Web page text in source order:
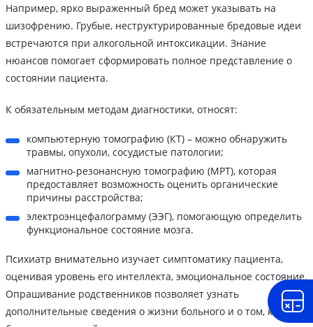
Например, ярко выраженный бред может указывать на
шизофрению. Грубые, неструктурированные бредовые идеи
встречаются при алкогольной интоксикации. Знание
нюансов помогает сформировать полное представление о
состоянии пациента.
К обязательным методам диагностики, относят:
компьютерную томографию (КТ) – можно обнаружить
травмы, опухоли, сосудистые патологии;
магнитно-резонансную томографию (МРТ), которая
предоставляет возможность оценить органические
причины расстройства;
электроэнцефалограмму (ЭЭГ), помогающую определить
функциональное состояние мозга.
Психиатр внимательно изучает симптоматику пациента,
оценивая уровень его интеллекта, эмоциональное состояние.
Опрашивание родственников позволяет узнать
дополнительные сведения о жизни больного и о том, как